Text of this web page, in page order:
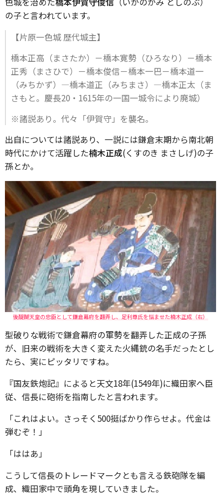
の子と言われています。
【片原一色城 歴代城主】
橋本正高（まさたか）－橋本寛勢（ひろなり）－橋本
正秀（まさひで）－橋本俊信－橋本一巴－橋本道一
（みちかず）―橋本道正（みちまさ）―橋本正太（ま
さもと。慶長20・1615年の一国一城令により廃城）
※諸説あり。代々「伊賀守」を襲名。
出自については諸説あり、一説には鎌倉末期から南北朝
時代にかけて活躍した楠木正成(くすのき まさしげ)の子
孫とか。
後醍醐天皇の忠臣として鎌倉幕府を翻弄し、足利尊氏を悩ませた楠木正成（右）
型破りな戦術で鎌倉幕府の軍勢を翻弄した正成の子孫
が、旧来の戦術を大きく変えた火縄銃の名手だったとし
たら、実にピッタリですね。
『国友鉄炮記』によると天文18年(1549年)に織田家へ臣
従、信長に砲術を指南したと言われます。
「これはよい。さっそく500挺ばかり作らせよ。代金は
弾むぞ！」
「ははあ」
こうして信長のトレードマークとも言える鉄砲隊を編
成、織田家中で頭角を現していきました。